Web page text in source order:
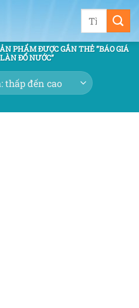
Tìm
PHẨM ĐƯỢC GẮN THẺ “BÁO GIÁ
ĐỔ NƯỚC”